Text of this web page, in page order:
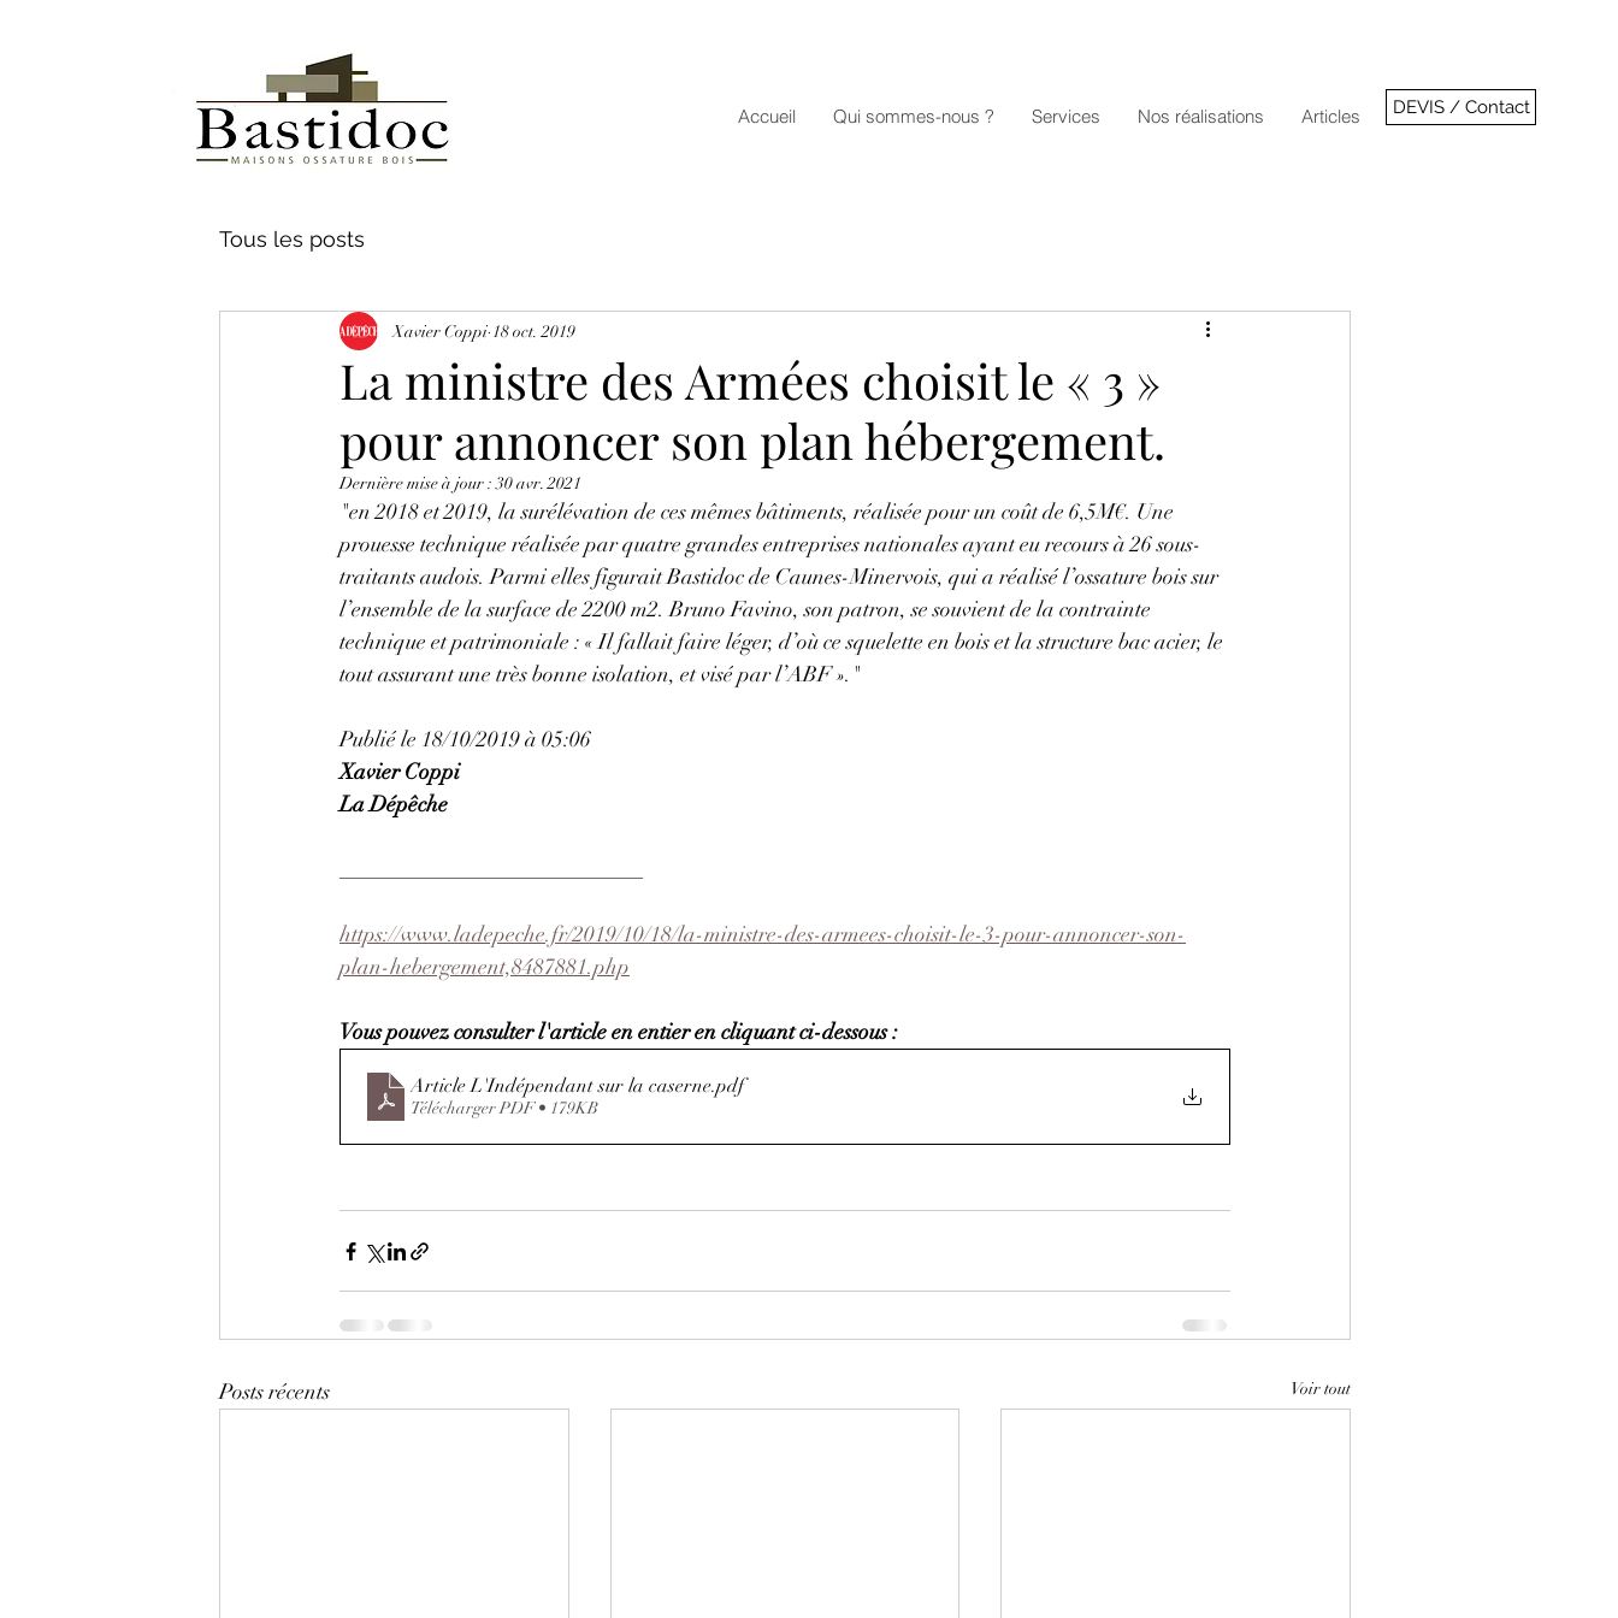
Accueil Qui sommes-nous ? Services Nos réalisations Articles DEVIS / Contact
Tous les posts
La ministre des Armées choisit le « 3 »
pour annoncer son plan hébergement.
Xavier Coppi 18 oct. 2019
Dernière mise à jour :30 avr. 2021
"en 2018 et 2019, la surélévation de ces mêmes bâtiments, réalisée pour un coût de 6,5M€. Une
prouesse technique réalisée par quatre grandes entreprises nationales ayant eu recours à 26 sous-
traitants audois. Parmi elles figurait Bastidoc de Caunes-Minervois, qui a réalisé l’ossature bois sur
l’ensemble de la surface de 2200 m2. Bruno Favino, son patron, se souvient de la contrainte
technique et patrimoniale : « Il fallait faire léger, d’où ce squelette en bois et la structure bac acier, le
tout assurant une très bonne isolation, et visé par l’ABF »."
Publié le 18/10/2019 à 05:06
Xavier Coppi
La Dépêche
https://www.ladepeche.fr/2019/10/18/la-ministre-des-armees-choisit-le-3-pour-annoncer-son-
plan-hebergement,8487881.php
Vous pouvez consulter l'article en entier en cliquant ci-dessous :
Article L'Indépendant sur la caserne.pdf
Télécharger PDF • 179KB
Posts récents Voir tout